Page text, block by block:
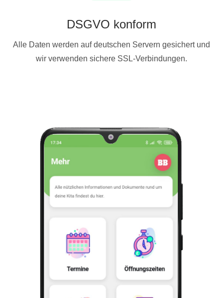
DSGVO konform
Alle Daten werden auf deutschen Servern gesichert und
wir verwenden sichere SSL-Verbindungen.